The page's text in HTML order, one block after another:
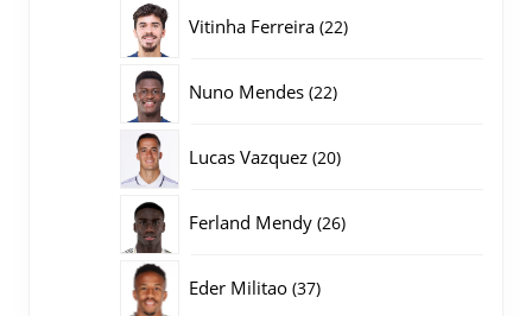
Vitinha Ferreira 2222
Nuno Mendes 2222
Lucas Vazquez 2020
Ferland Mendy 2626
Eder Militao 3737